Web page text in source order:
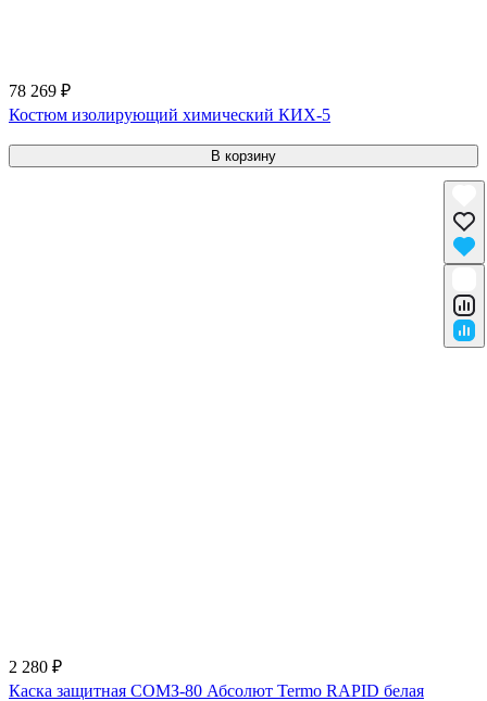
78 269 ₽
Костюм изолирующий химический КИХ-5
В корзину
2 280 ₽
Каска защитная СОМЗ-80 Абсолют Termo RAPID белая